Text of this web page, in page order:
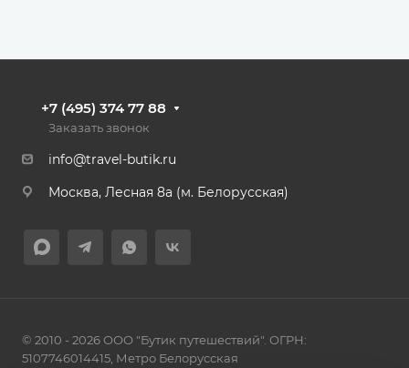
+7 (495) 374 77 88
Заказать звонок
info@travel-butik.ru
Москва, Лесная 8а (м. Белорусская)
© 2010 - 2026 ООО "Бутик путешествий". ОГРН:
5107746014415, Метро Белорусская